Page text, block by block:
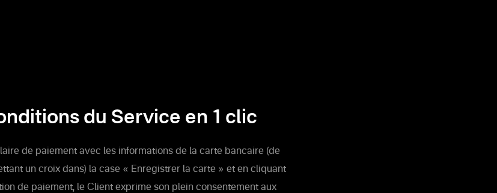
du Service en 1 clic
de paiement avec les informations de la carte bancaire (de
un croix dans) la case « Enregistrer la carte » et en cliquant
de paiement, le Client exprime son plein consentement aux